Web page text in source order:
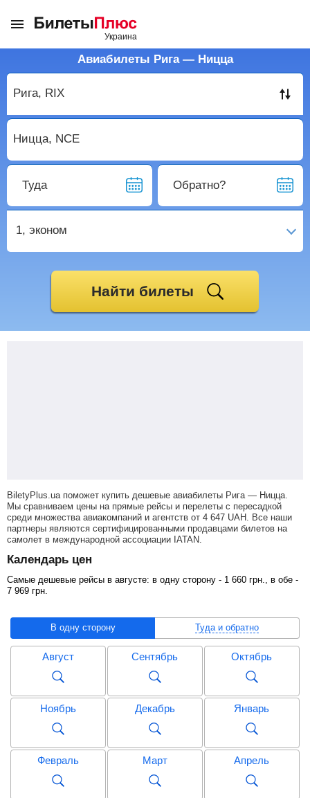
Авиабилеты Рига — Ницца
Туда Обратно?
1, эконом
Найти билеты
BiletyPlus.ua поможет купить дешевые авиабилеты Рига — Ницца.
Мы сравниваем цены на прямые рейсы и перелеты с пересадкой
среди множества авиакомпаний и агентств от 4 647 UAH . Все наши
партнеры являются сертифицированными продавцами билетов на
самолет в международной ассоциации IATAN.
Календарь цен
Самые дешевые рейсы в августе: в одну сторону - 1 660 грн ., в обе -
7 969 грн
В одну сторону Туда и обратно
Август Сентябрь Октябрь
Ноябрь Декабрь Январь
Февраль Март Апрель